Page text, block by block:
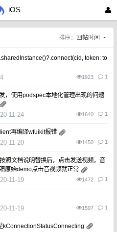
iOS
排序： 回帖时间
token: to
1923 1
，使用podspec本地化管理出现的问题
11-24 1640 1
再编译wfuikit报错
11-20 1450 1
照文档说明替换后，点击发送视频，音
原始demo点击音视频就正常
11-19 1472 1
11-19 1597 1
kConnectionStatusConnecting